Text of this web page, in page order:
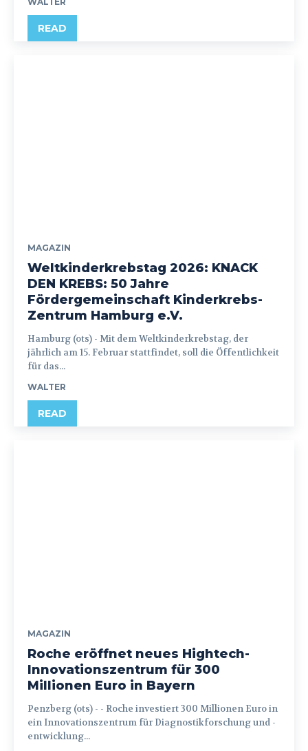
READ
MAGAZIN
Weltkinderkrebstag 2026: KNACK
DEN KREBS: 50 Jahre
Fördergemeinschaft Kinderkrebs-
Zentrum Hamburg e.V.
Hamburg (ots) - Mit dem Weltkinderkrebstag, der
jährlich am 15. Februar stattfindet, soll die Öffentlichkeit
für das...
WALTER
READ
MAGAZIN
Roche eröffnet neues Hightech-
Innovationszentrum für 300
Millionen Euro in Bayern
Penzberg (ots) - - Roche investiert 300 Millionen Euro in
ein Innovationszentrum für Diagnostikforschung und -
entwicklung...